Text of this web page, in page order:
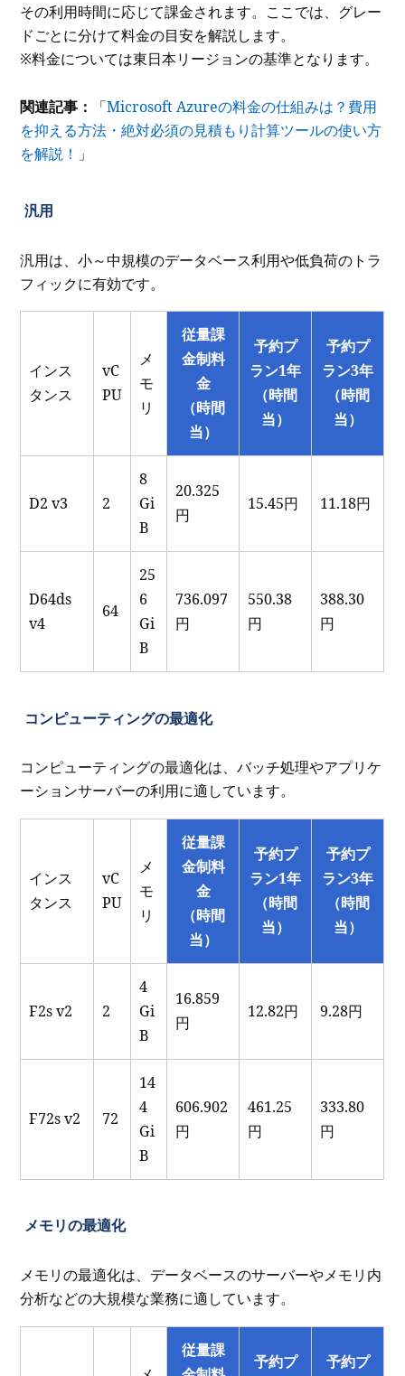
その利用時間に応じて課金されます。ここでは、グレー
ドごとに分けて料金の目安を解説します。
※料金については東日本リージョンの基準となります。
関連記事： 「Microsoft Azureの料金の仕組みは？費用
を抑える方法・絶対必須の見積もり計算ツールの使い方
を解説！ 」
汎用
汎用は、小～中規模のデータベース利用や低負荷のトラ
フィックに有効です。
インス
タンス
vC
PU
メ
モ
リ
従量課
金制料
金
（時間
当）
予約プ
ラン1年
（時間
当）
予約プ
ラン3年
（時間
当）
D2 v3 2
8
Gi
B
20.325
円
15.45円 11.18円
D64ds
v4
64
25
6
Gi
B
736.097
円
550.38
円
388.30
円
コンピューティングの最適化
コンピューティングの最適化は、バッチ処理やアプリケ
ーションサーバーの利用に適しています。
インス
タンス
vC
PU
メ
モ
リ
従量課
金制料
金
（時間
当）
予約プ
ラン1年
（時間
当）
予約プ
ラン3年
（時間
当）
F2s v2 2
4
Gi
B
16.859
円
12.82円 9.28円
F72s v2 72
14
4
Gi
B
606.902
円
461.25
円
333.80
円
メモリの最適化
メモリの最適化は、データベースのサーバーやメモリ内
分析などの大規模な業務に適しています。
従量課
予約プ
予約プ